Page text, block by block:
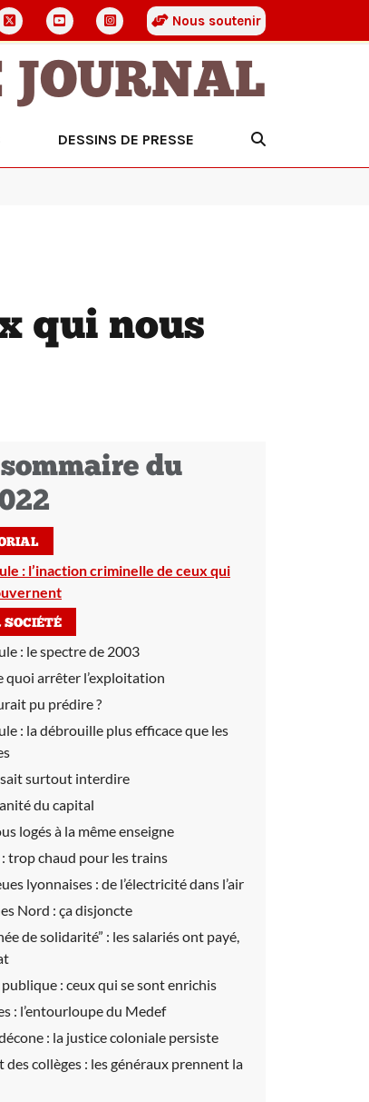
Nous soutenir
JOURNAL
DESSINS DE PRESSE
qui nous
du
: l’inaction criminelle de ceux qui
SOCIÉTÉ
: le spectre de 2003
quoi arrêter l’exploitation
pu prédire ?
: la débrouille plus efficace que les
sait surtout interdire
du capital
logés à la même enseigne
trop chaud pour les trains
lyonnaises : de l’électricité dans l’air
Nord : ça disjoncte
de solidarité” : les salariés ont payé,
: ceux qui se sont enrichis
: l’entourloupe du Medef
: la justice coloniale persiste
des collèges : les généraux prennent la